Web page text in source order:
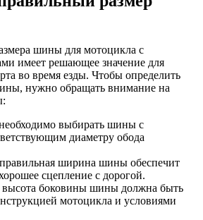
шины для мотоцикла с
имеет решающее значение для
во время езды. Чтобы определить
нужно обращать внимание на
выбирать шины с
диаметру обода
ширина шины обеспечит
сцепление с дорогой.
боковины шины должна быть
мотоцикла и условиями